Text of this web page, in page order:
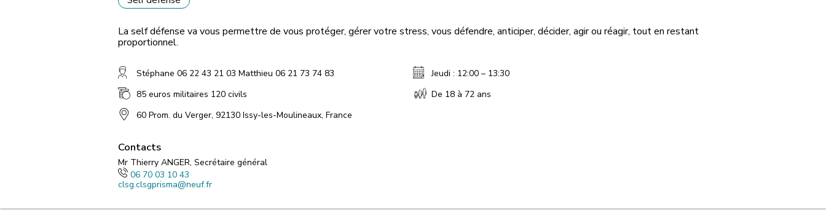
La self défense va vous permettre de vous protéger, gérer votre stress, vous défendre, anticiper, décider, agir ou réagir, tout en restant
proportionnel.
Stéphane 06 22 43 21 03 Matthieu 06 21 73 74 83
85 euros militaires 120 civils
60 Prom. du Verger, 92130 Issy-les-Moulineaux, France
Jeudi : 12:00 – 13:30
De 18 à 72 ans
Contacts
Mr Thierry ANGER, Secrétaire général
06 70 03 10 43
clsg.clsgprisma@neuf.fr